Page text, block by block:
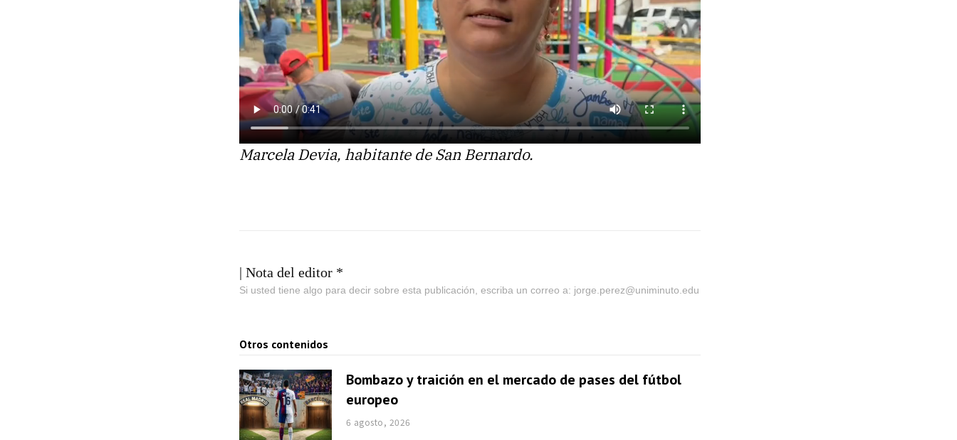
Marcela Devia, habitante de San Bernardo.
| Nota del editor *
Si usted tiene algo para decir sobre esta publicación, escriba un correo a: jorge.perez@uniminuto.edu
Otros contenidos
Bombazo y traición en el mercado de pases del fútbol
europeo
6 agosto, 2026